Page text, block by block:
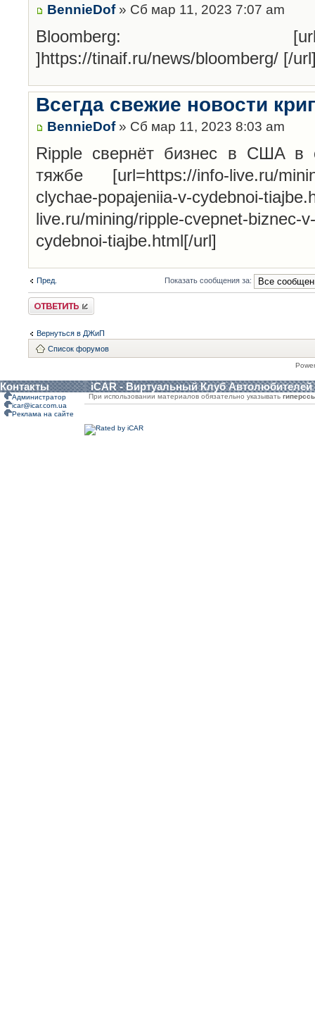
BennieDof» Сб мар 11, 2023 7:07 am
Bloomberg: [url=https://
]https://tinaif.ru/news/bloomberg/ [/
Всегда свежие новости
BennieDof» Сб мар 11, 2023 8:03 am
Ripple cвepнёт бизнec в CШA в
тяжбe [url=https://info-live.ru/
clychae-popajeniia-v-cydebnoi-
live.ru/mining/ripple-cvepnet-biznec-
cydebnoi-tiajbe.html[/url]
Пред. Показать сообщения за:
Ответить
Вернуться в ДЖиП
Список форумов
Контакты iCAR - Виртуальный Клуб Автолюбителей
Администратор
icar@icar.com.ua
Реклама на сайте
При использовании материалов обязательно указывать